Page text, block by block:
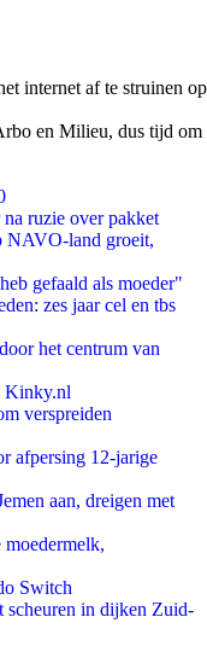
internet af te struinen op
en Milieu, dus tijd om
ruzie over pakket
NAVO-land groeit,
gefaald als moeder"
zes jaar cel en tbs
het centrum van
Kinky.nl
verspreiden
afpersing 12-jarige
aan, dreigen met
Switch
scheuren in dijken Zuid-